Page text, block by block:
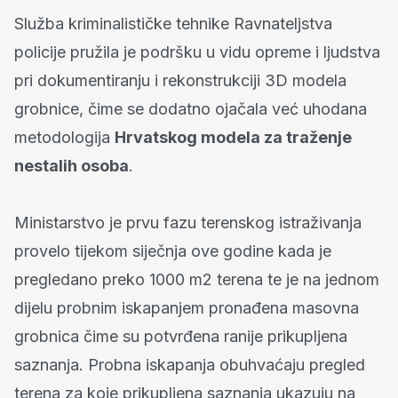
Služba kriminalističke tehnike Ravnateljstva
policije pružila je podršku u vidu opreme i ljudstva
pri dokumentiranju i rekonstrukciji 3D modela
grobnice, čime se dodatno ojačala već uhodana
metodologija Hrvatskog modela za traženje
nestalih osoba.
Ministarstvo je prvu fazu terenskog istraživanja
provelo tijekom siječnja ove godine kada je
pregledano preko 1000 m2 terena te je na jednom
dijelu probnim iskapanjem pronađena masovna
grobnica čime su potvrđena ranije prikupljena
saznanja. Probna iskapanja obuhvaćaju pregled
terena za koje prikupljena saznanja ukazuju na